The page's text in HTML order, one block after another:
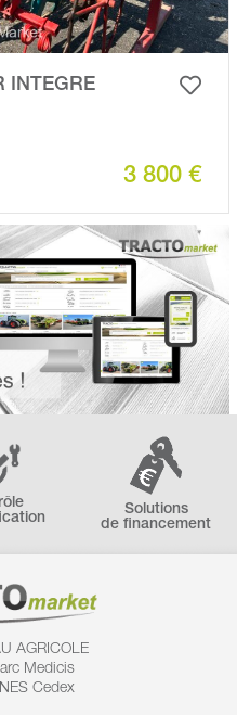
INTEGRE
3 800 €
Solutions
de financement
AGRICOLE
Medicis
Cedex